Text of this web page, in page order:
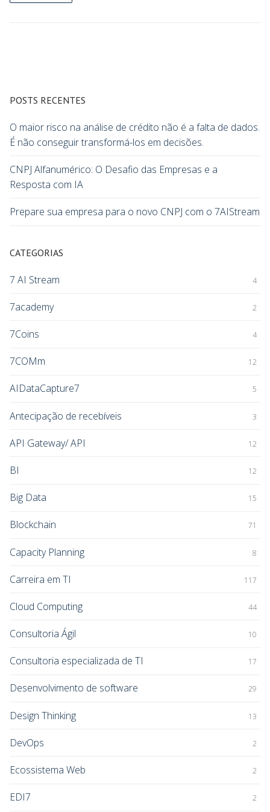
POSTS RECENTES
O maior risco na análise de crédito não é a falta de dados.
É não conseguir transformá-los em decisões.
CNPJ Alfanumérico: O Desafio das Empresas e a
Resposta com IA
Prepare sua empresa para o novo CNPJ com o 7AIStream
CATEGORIAS
7 AI Stream 4
7academy 2
7Coins 4
7COMm 12
AIDataCapture7 5
Antecipação de recebíveis 3
API Gateway/ API 12
BI 12
Big Data 15
Blockchain 71
Capacity Planning 8
Carreira em TI 117
Cloud Computing 44
Consultoria Ágil 10
Consultoria especializada de TI 17
Desenvolvimento de software 29
Design Thinking 13
DevOps 2
Ecossistema Web 2
EDI7 2